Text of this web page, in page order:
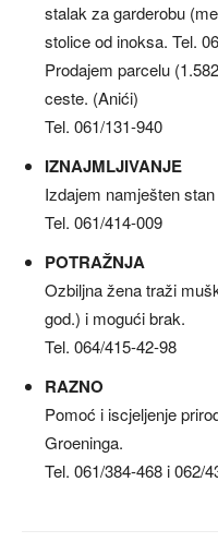
stalak za garderobu
stolice od inoksa. Tel.
Prodajem parcelu
ceste. (Anići)
Tel. 061/131-940
IZNAJMLJIVANJE
Izdajem namješten
Tel. 061/414-009
POTRAŽNJA
Ozbiljna žena traži
god.) i mogući brak.
Tel. 064/415-42-98
RAZNO
Pomoć i iscjeljenje
Groeninga.
Tel. 061/384-468 i 062/